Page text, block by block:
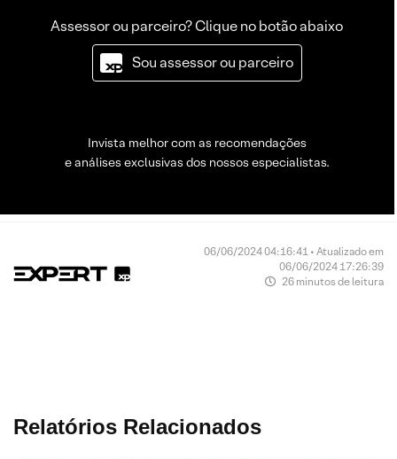
Assessor ou parceiro? Clique no botão abaixo
Sou assessor ou parceiro
Invista melhor com as recomendações
e análises exclusivas dos nossos especialistas.
06/06/2024 04:16:41 • Atualizado em
06/06/2024 17:26:39
26 minutos de leitura
Relatórios Relacionados